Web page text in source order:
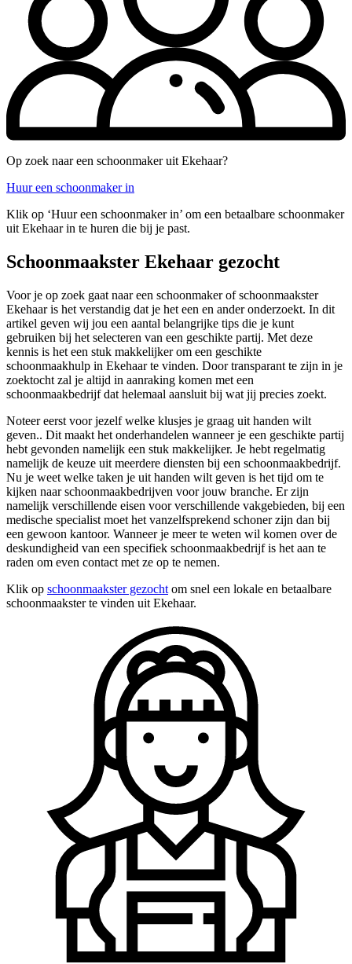
Op zoek naar een schoonmaker uit Ekehaar?
Huur een schoonmaker in
Klik op ‘Huur een schoonmaker in’ om een betaalbare schoonmaker
uit Ekehaar in te huren die bij je past.
Schoonmaakster Ekehaar gezocht
Voor je op zoek gaat naar een schoonmaker of schoonmaakster
Ekehaar is het verstandig dat je het een en ander onderzoekt. In dit
artikel geven wij jou een aantal belangrijke tips die je kunt
gebruiken bij het selecteren van een geschikte partij. Met deze
kennis is het een stuk makkelijker om een geschikte
schoonmaakhulp in Ekehaar te vinden. Door transparant te zijn in je
zoektocht zal je altijd in aanraking komen met een
schoonmaakbedrijf dat helemaal aansluit bij wat jij precies zoekt.
Noteer eerst voor jezelf welke klusjes je graag uit handen wilt
geven.. Dit maakt het onderhandelen wanneer je een geschikte partij
hebt gevonden namelijk een stuk makkelijker. Je hebt regelmatig
namelijk de keuze uit meerdere diensten bij een schoonmaakbedrijf.
Nu je weet welke taken je uit handen wilt geven is het tijd om te
kijken naar schoonmaakbedrijven voor jouw branche. Er zijn
namelijk verschillende eisen voor verschillende vakgebieden, bij een
medische specialist moet het vanzelfsprekend schoner zijn dan bij
een gewoon kantoor. Wanneer je meer te weten wil komen over de
deskundigheid van een specifiek schoonmaakbedrijf is het aan te
raden om even contact met ze op te nemen.
Klik op schoonmaakster gezocht om snel een lokale en betaalbare
schoonmaakster te vinden uit Ekehaar.